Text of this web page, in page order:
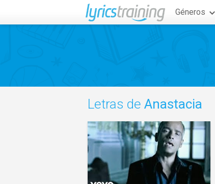
Géneros
Letras de Anastacia